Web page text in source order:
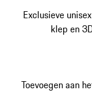
Exclusieve
klep en
Toevoegen aan